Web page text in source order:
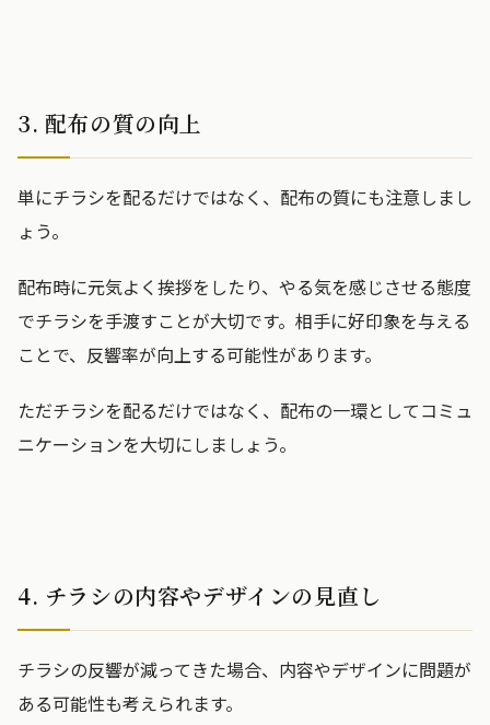
3. 配布の質の向上
単にチラシを配るだけではなく、配布の質にも注意しまし
ょう。
配布時に元気よく挨拶をしたり、やる気を感じさせる態度
でチラシを手渡すことが大切です。相手に好印象を与える
ことで、反響率が向上する可能性があります。
ただチラシを配るだけではなく、配布の一環としてコミュ
ニケーションを大切にしましょう。
4. チラシの内容やデザインの見直し
チラシの反響が減ってきた場合、内容やデザインに問題が
ある可能性も考えられます。